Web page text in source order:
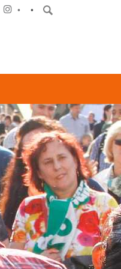
• •